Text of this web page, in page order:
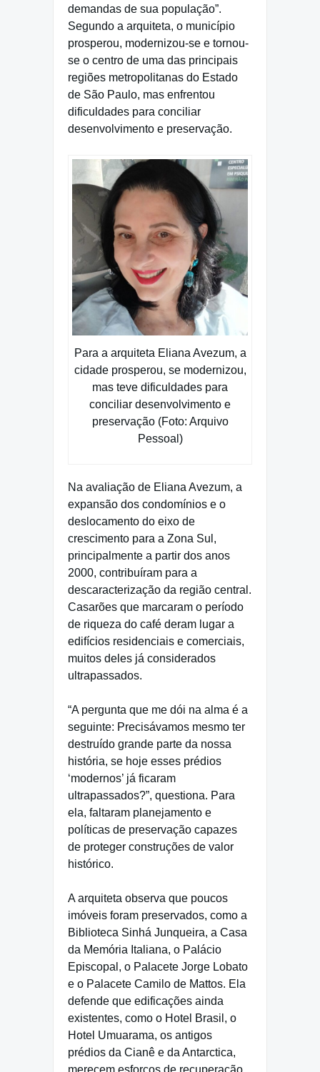
demandas de sua população”.
Segundo a arquiteta, o município
prosperou, modernizou-se e tornou-
se o centro de uma das principais
regiões metropolitanas do Estado
de São Paulo, mas enfrentou
dificuldades para conciliar
desenvolvimento e preservação.
Para a arquiteta Eliana Avezum, a
cidade prosperou, se modernizou,
mas teve dificuldades para
conciliar desenvolvimento e
preservação (Foto: Arquivo
Pessoal)
Na avaliação de Eliana Avezum, a
expansão dos condomínios e o
deslocamento do eixo de
crescimento para a Zona Sul,
principalmente a partir dos anos
2000, contribuíram para a
descaracterização da região central.
Casarões que marcaram o período
de riqueza do café deram lugar a
edifícios residenciais e comerciais,
muitos deles já considerados
ultrapassados.
“A pergunta que me dói na alma é a
seguinte: Precisávamos mesmo ter
destruído grande parte da nossa
história, se hoje esses prédios
‘modernos’ já ficaram
ultrapassados?”, questiona. Para
ela, faltaram planejamento e
políticas de preservação capazes
de proteger construções de valor
histórico.
A arquiteta observa que poucos
imóveis foram preservados, como a
Biblioteca Sinhá Junqueira, a Casa
da Memória Italiana, o Palácio
Episcopal, o Palacete Jorge Lobato
e o Palacete Camilo de Mattos. Ela
defende que edificações ainda
existentes, como o Hotel Brasil, o
Hotel Umuarama, os antigos
prédios da Cianê e da Antarctica,
merecem esforços de recuperação.